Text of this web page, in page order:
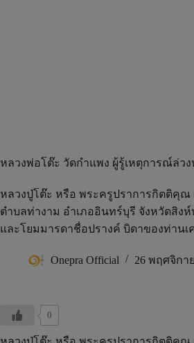
หลวงพ่อโต๊ะ วัดกำแพง ผู้รู้เหตุการณ์ล่ว
หลวงปู่โต๊ะ หรือ พระครูปราการกิตติคุณ
ตำบลท่างาม อำเภออินทร์บุรี จังหวัดสิง
และโยมมารดาชื่อปรางค์ บิดาของท่าน
Onepra Official 26 พฤศจิกา
0